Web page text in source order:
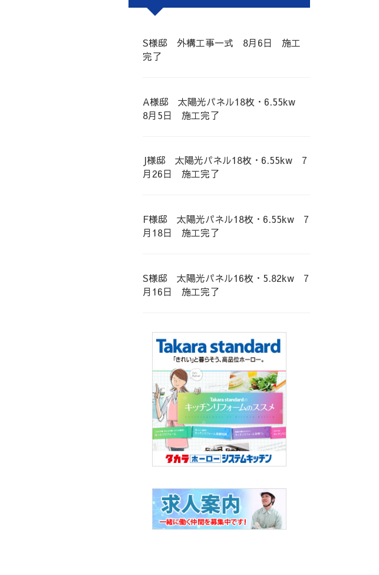
S様邸 外構工事一式 8月6日 施工
完了
A様邸 太陽光パネル18枚・6.55kw
8月5日 施工完了
J様邸 太陽光パネル18枚・6.55kw 7
月26日 施工完了
F様邸 太陽光パネル18枚・6.55kw 7
月18日 施工完了
S様邸 太陽光パネル16枚・5.82kw 7
月16日 施工完了